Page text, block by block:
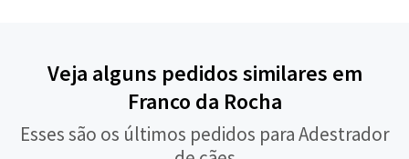
Veja alguns pedidos similares em
Franco da Rocha
Esses são os últimos pedidos para Adestrador